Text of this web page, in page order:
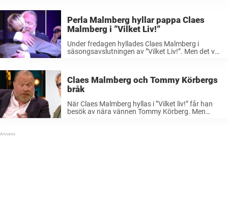
Perla Malmberg hyllar pappa Claes
Malmberg i ”Vilket Liv!”
Under fredagen hyllades Claes Malmberg i
säsongsavslutningen av ”Vilket Liv!”. Men det var
Claes Malmberg och Tommy Körbergs
bråk
När Claes Malmberg hyllas i ”Vilket liv!” får han
besök av nära vännen Tommy Körberg. Men